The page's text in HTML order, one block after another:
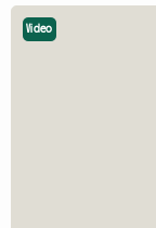
Video